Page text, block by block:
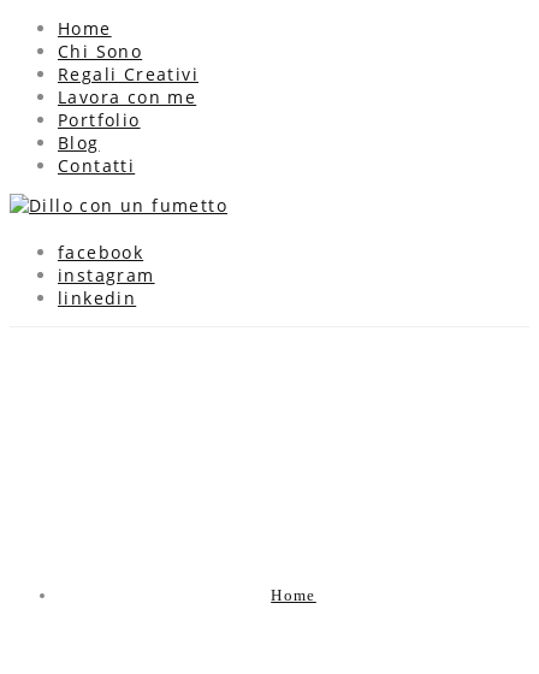
Home
Chi Sono
Regali Creativi
Lavora con me
Portfolio
Blog
Contatti
facebook
instagram
linkedin
Home